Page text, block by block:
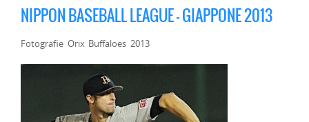
NIPPON BASEBALL LEAGUE – GIAPPONE 2013
Fotografie Orix Buffaloes 2013